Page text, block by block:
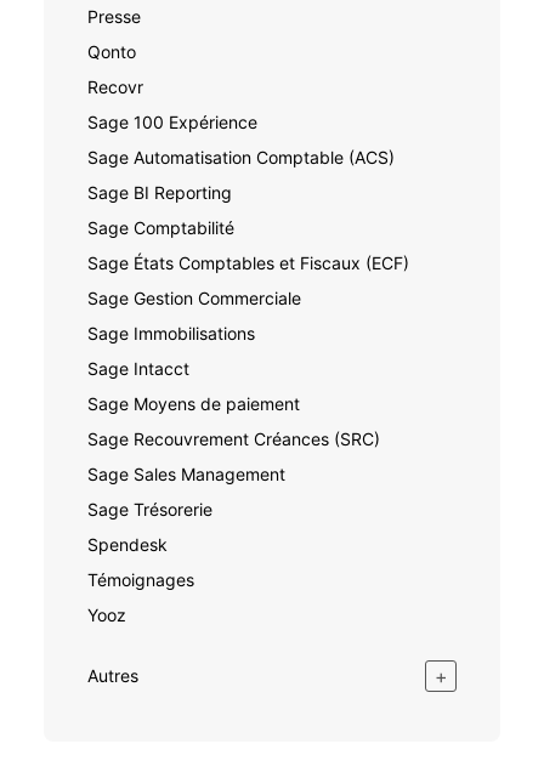
Presse
Qonto
Recovr
Sage 100 Expérience
Sage Automatisation Comptable (ACS)
Sage BI Reporting
Sage Comptabilité
Sage États Comptables et Fiscaux (ECF)
Sage Gestion Commerciale
Sage Immobilisations
Sage Intacct
Sage Moyens de paiement
Sage Recouvrement Créances (SRC)
Sage Sales Management
Sage Trésorerie
Spendesk
Témoignages
Yooz
Autres +